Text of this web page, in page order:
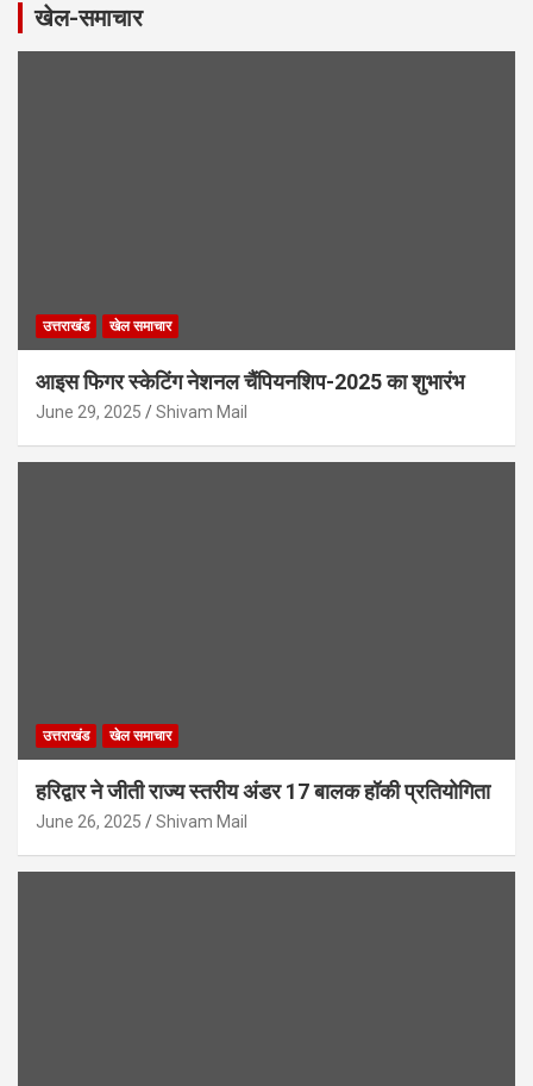
खेल-समाचार
उत्तराखंड खेल समाचार
आइस फिगर स्केटिंग नेशनल चैंपियनशिप-2025 का शुभारंभ
June 29, 2025 Shivam Mail
उत्तराखंड खेल समाचार
हरिद्वार ने जीती राज्य स्तरीय अंडर 17 बालक हॉकी प्रतियोगिता
June 26, 2025 Shivam Mail